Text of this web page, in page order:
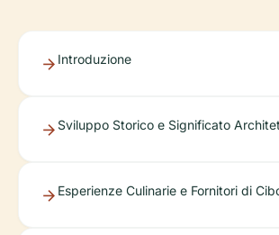
Introduzione
Sviluppo Storico e Significato
Esperienze Culinarie e Fornitori di